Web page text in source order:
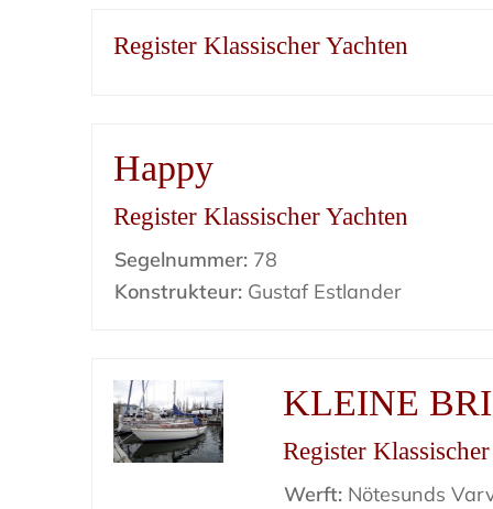
Register Klassischer Yachten
Happy
Register Klassischer Yachten
Segelnummer: 78
Konstrukteur: Gustaf Estlander
KLEINE
Register
Werft: Nötesunds